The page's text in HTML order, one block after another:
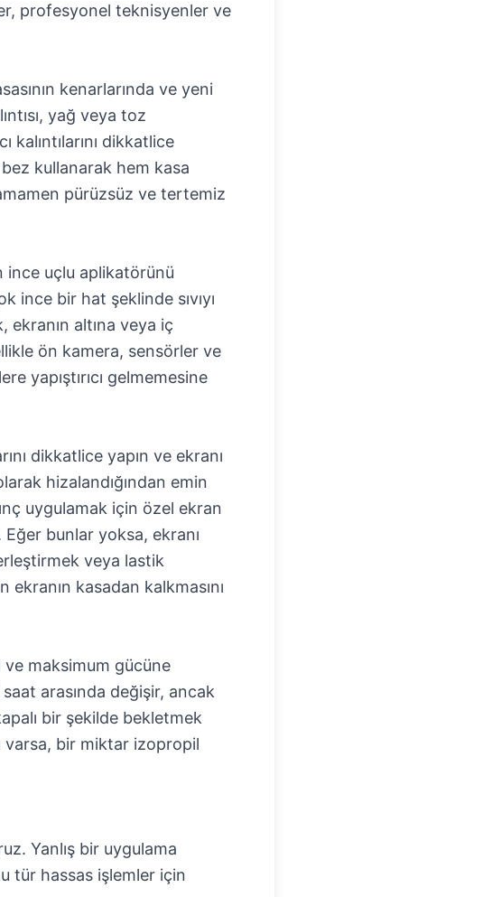
profesyonel teknisyenler ve
kenarlarında ve yeni
yağ veya toz
kalıntılarını dikkatlice
kullanarak hem kasa
pürüzsüz ve tertemiz
ince uçlu aplikatörünü
ince bir hat şeklinde sıvıyı
ekranın altına veya iç
ön kamera, sensörler ve
yapıştırıcı gelmemesine
dikkatlice yapın ve ekranı
hizalandığından emin
uygulamak için özel ekran
bunlar yoksa, ekranı
veya lastik
kasadan kalkmasını
ve maksimum gücüne
arasında değişir, ancak
bir şekilde bekletmek
varsa, bir miktar izopropil
Yanlış bir uygulama
tür hassas işlemler için